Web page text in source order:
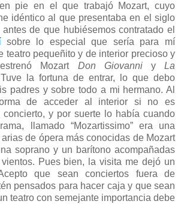
pie en el que trabajó Mozart, cuyo
idéntico al que presentaba en el siglo
de que hubiésemos contratado el
sobre lo especial que sería para mí
teatro pequeñito y de interior precioso y
Mozart Don GiovanniyLa
la fortuna de entrar, lo que debo
padres y sobre todo a mi hermano. Al
de acceder al interior si no es
y por suerte lo había cuando
llamado “Mozartissimo” era una
de ópera más conocidas de Mozart
soprano y un barítono acompañadas
Pues bien, la visita me dejó un
que sean conciertos fuera de
pensados para hacer caja y que sean
teatro con semejante importancia debe